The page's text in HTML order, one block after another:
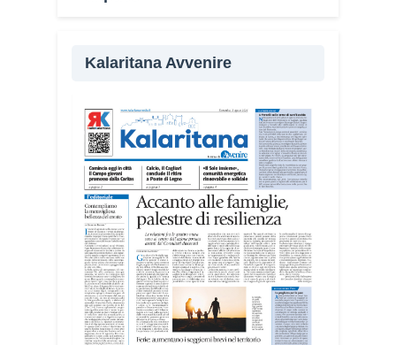
e volontariato, affrontando temi come
dialogo nel Mediterraneo», spiega
Michela Campus, dell’équipe
organizzativa.
I giovani sono impegnati in diverse
realtà del territorio, dall’assistenza agli
anziani e alle persone con disabilità
nelle attività dell’OAMI al supporto nei
centri di accoglienza per migranti, dove
contribuiscono anche alla cura degli
spazi comuni. «Prendersi cura degli
ambienti significa favorire accoglienza e
Kalaritana Avvenire